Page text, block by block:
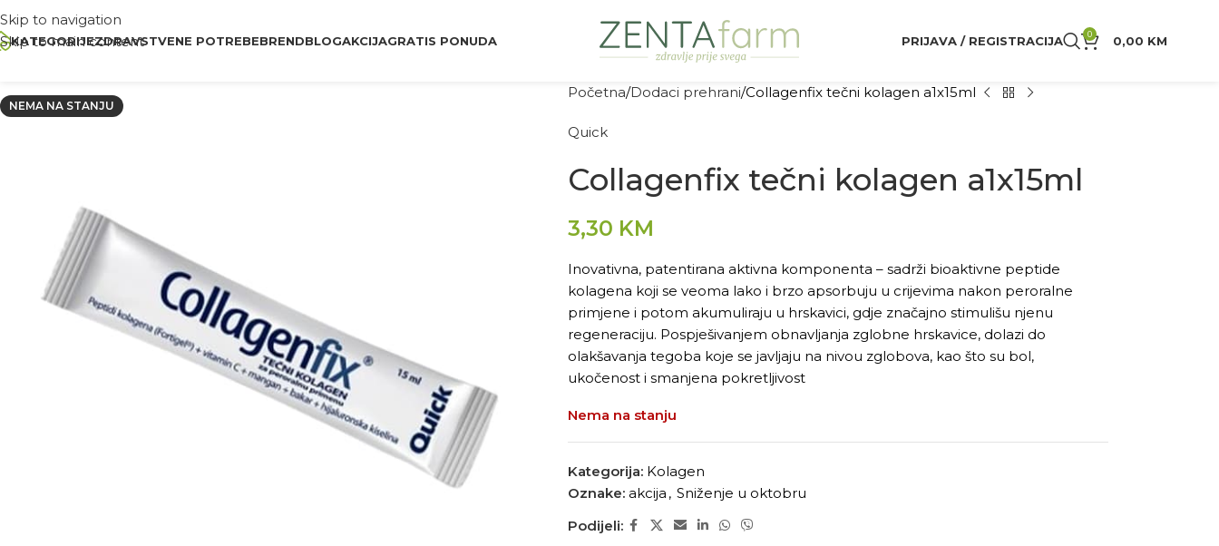
Skip to navigation
Skip to main content
KATEGORIJEZDRAVSTVENE POTREBEBRENDBLOGAKCIJAGRATIS PONUDA PRIJAVA / REGISTRACIJA 0 0,00 KM
NEMA NA STANJU
Početna Dodaci prehrani Collagenfix tečni kolagen a1x15ml
Quick
Collagenfix tečni kolagen a1x15ml
3,30 KM
Inovativna, patentirana aktivna komponenta – sadrži bioaktivne peptide
kolagena koji se veoma lako i brzo apsorbuju u crijevima nakon peroralne
primjene i potom akumuliraju u hrskavici, gdje značajno stimulišu njenu
regeneraciju. Pospješivanjem obnavljanja zglobne hrskavice, dolazi do
olakšavanja tegoba koje se javljaju na nivou zglobova, kao što su bol,
ukočenost i smanjena pokretljivost
Nema na stanju
Kategorija: Kolagen
Oznake: akcija , Sniženje u oktobru
Podijeli: